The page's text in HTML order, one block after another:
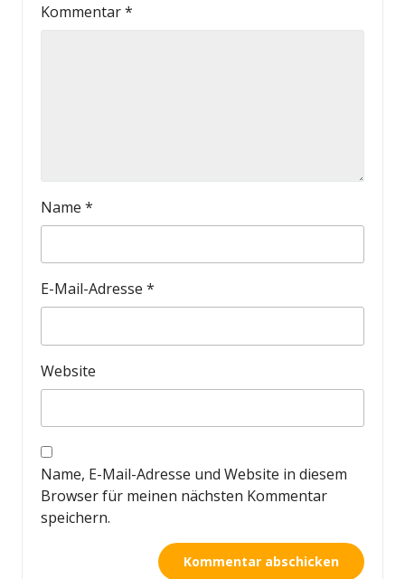
Kommentar*
Name *
E-Mail-Adresse *
Website
Name, E-Mail-Adresse und Website in diesem
Browser für meinen nächsten Kommentar
speichern.